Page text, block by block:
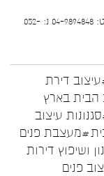
הילית קרש עיצוב ואדריכלות פנים, מושב הבונים, ט: 04-9894848 נ: 052-
דירת
הבית בארץ
עיצוב
#מעצבת פנים
ושיפוץ דירות
פנים